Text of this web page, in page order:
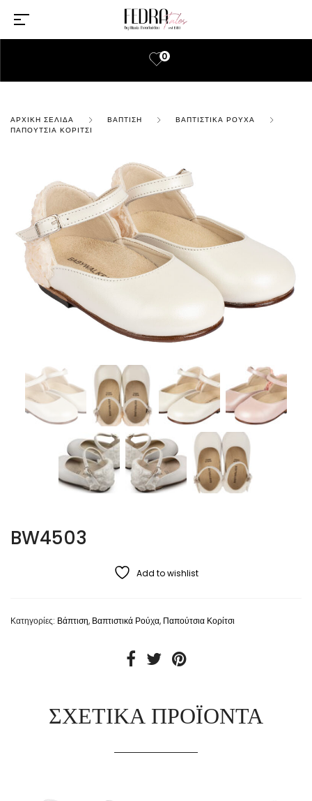
0
ΑΡΧΙΚΉ ΣΕΛΊΔΑ ΒΆΠΤΙΣΗ
ΒΑΠΤΙΣΤΙΚΆ ΡΟΎΧΑ
ΠΑΠΟΎΤΣΙΑ ΚΟΡΊΤΣΙ
BW4503
Add to wishlist
Κατηγορίες: Βάπτιση, Βαπτιστικά Ρούχα, Παπούτσια Κορίτσι
ΣΧΕΤΙΚΆ ΠΡΟΪΌΝΤΑ